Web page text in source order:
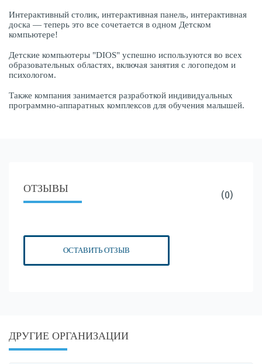
Интерактивный столик, интерактивная панель, интерактивная
доска — теперь это все сочетается в одном Детском
компьютере!
Детские компьютеры "DIOS" успешно используются во всех
образовательных областях, включая занятия с логопедом и
психологом.
Также компания занимается разработкой индивидуальных
программно-аппаратных комплексов для обучения малышей.
ОТЗЫВЫ
(0)
ОСТАВИТЬ ОТЗЫВ
ДРУГИЕ ОРГАНИЗАЦИИ